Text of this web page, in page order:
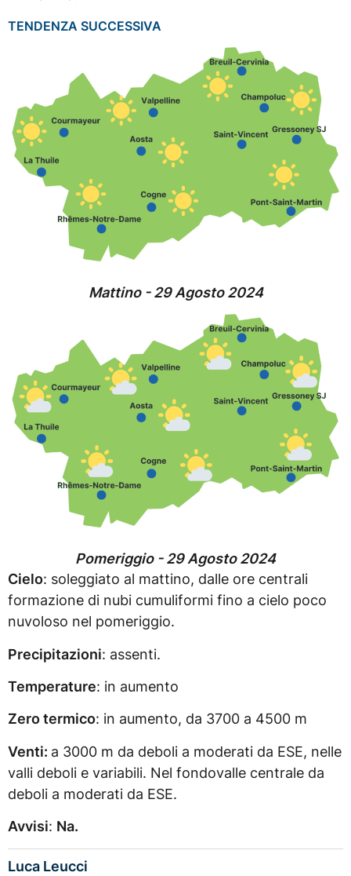
TENDENZA SUCCESSIVA
Mattino - 29 Agosto 2024
Pomeriggio - 29 Agosto 2024
Cielo: soleggiato al mattino, dalle ore centrali
formazione di nubi cumuliformi fino a cielo poco
nuvoloso nel pomeriggio.
Precipitazioni: assenti.
Temperature: in aumento
Zero termico: in aumento, da 3700 a 4500 m
Venti: a 3000 m da deboli a moderati da ESE, nelle
valli deboli e variabili. Nel fondovalle centrale da
deboli a moderati da ESE.
Avvisi: Na.
Luca Leucci